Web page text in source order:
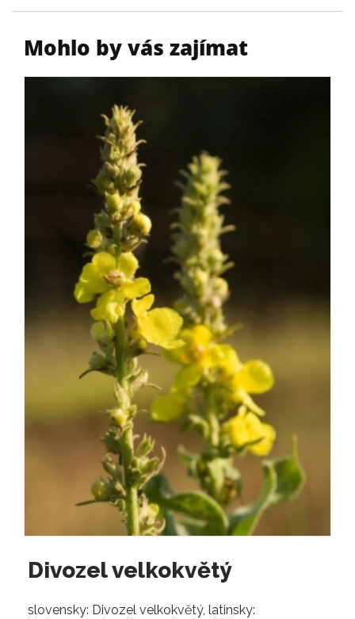
Mohlo by vás zajímat
Divozel velkokvětý
slovensky: Divozel velkokvětý, latinsky: